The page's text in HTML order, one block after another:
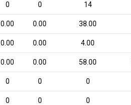
0 0 14
0.00 0.00 38.00
0.00 0.00 4.00
0.00 0.00 58.00
0 0 0
0 0 0